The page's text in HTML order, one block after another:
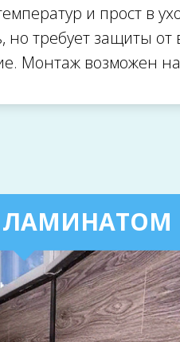
и прост в
но требует защиты
Монтаж возможен
ЛАМИНАТОМ